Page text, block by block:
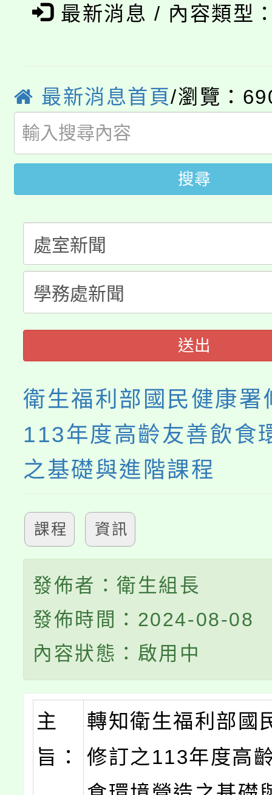
代理(課)教師甄選結果(
「2026金融保險知識
代理(課)教師甄選結果(
公告本校115學年度第
代理(課)教師甄選結果(
轉知中國文化大學推廣
《TA101》溝通分析基
心理、諮商輔導、社會
系所師生報名參加。
轉知苗栗縣政府辦理
縣市「校園短影音徵選
門員」簡章及活動海報
踴躍報名參加。
桃園市115學年度學生
要點
「桃園市補助參觀特色
展演活動實施計畫」
115年度「教育部表揚
義教育推展貢獻獎」
最新消息 / 內容類型
最新消息首頁/瀏覽：
搜尋
送出
衛生福利部國民健康署
113年度高齡友善飲食
之基礎與進階課程
課程 資訊
發佈者：衛生組長
發佈時間：2024-08-08
內容狀態：啟用中
主
旨：
轉知衛生福利部國
修訂之113年度高